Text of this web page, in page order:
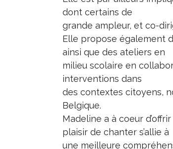
dont certains de
grande ampleur, et co-
Elle propose également
ainsi que des ateliers en
milieu scolaire en
interventions dans
des contextes citoyens,
Belgique.
Madeline a à coeur
plaisir de chanter s’allie à
une meilleure